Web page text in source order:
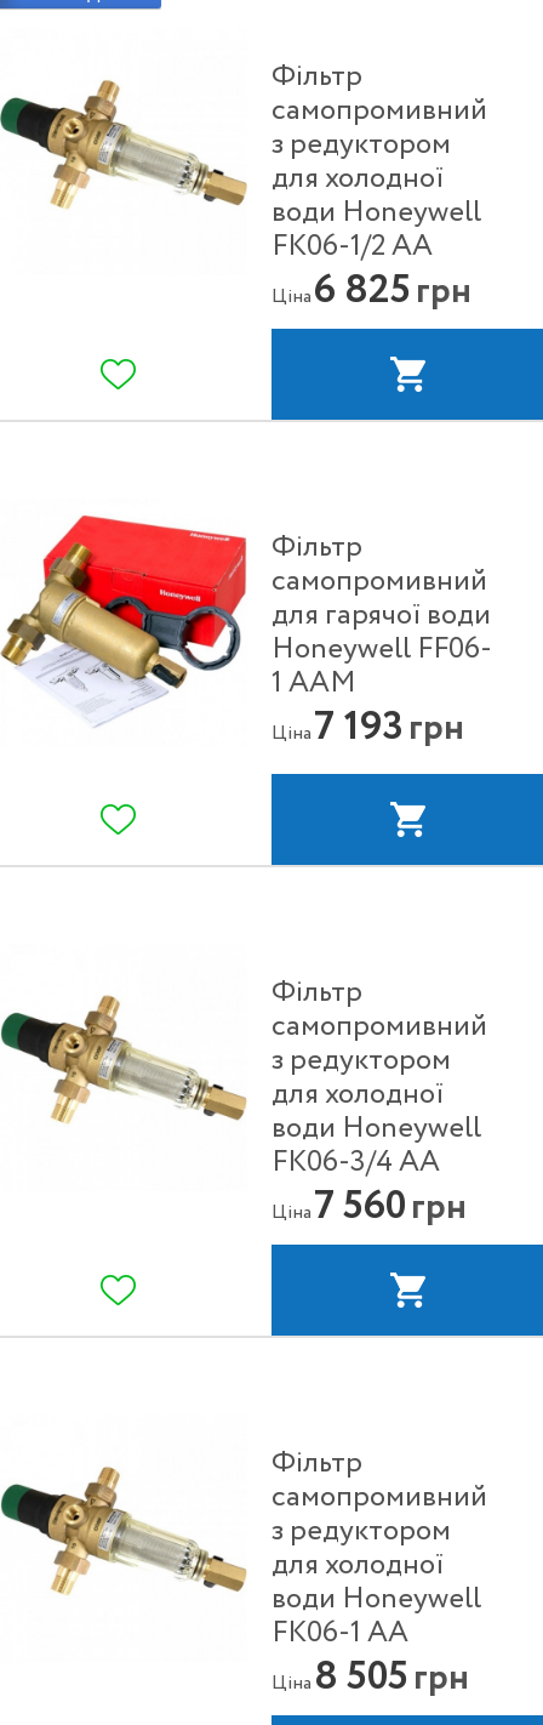
Фільтр
самопромивний
з редуктором
для холодної
води Honeywell
FK06-1/2 АА
Ціна6 825грн
Фільтр
самопромивний
для гарячої води
Honeywell FF06-
1 ААМ
Ціна7 193грн
Фільтр
самопромивний
з редуктором
для холодної
води Honeywell
FK06-3/4 АА
Ціна7 560грн
Фільтр
самопромивний
з редуктором
для холодної
води Honeywell
FK06-1 АА
Ціна 8 505грн